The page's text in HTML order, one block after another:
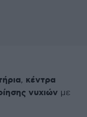
, κέντρα
νυχιών με